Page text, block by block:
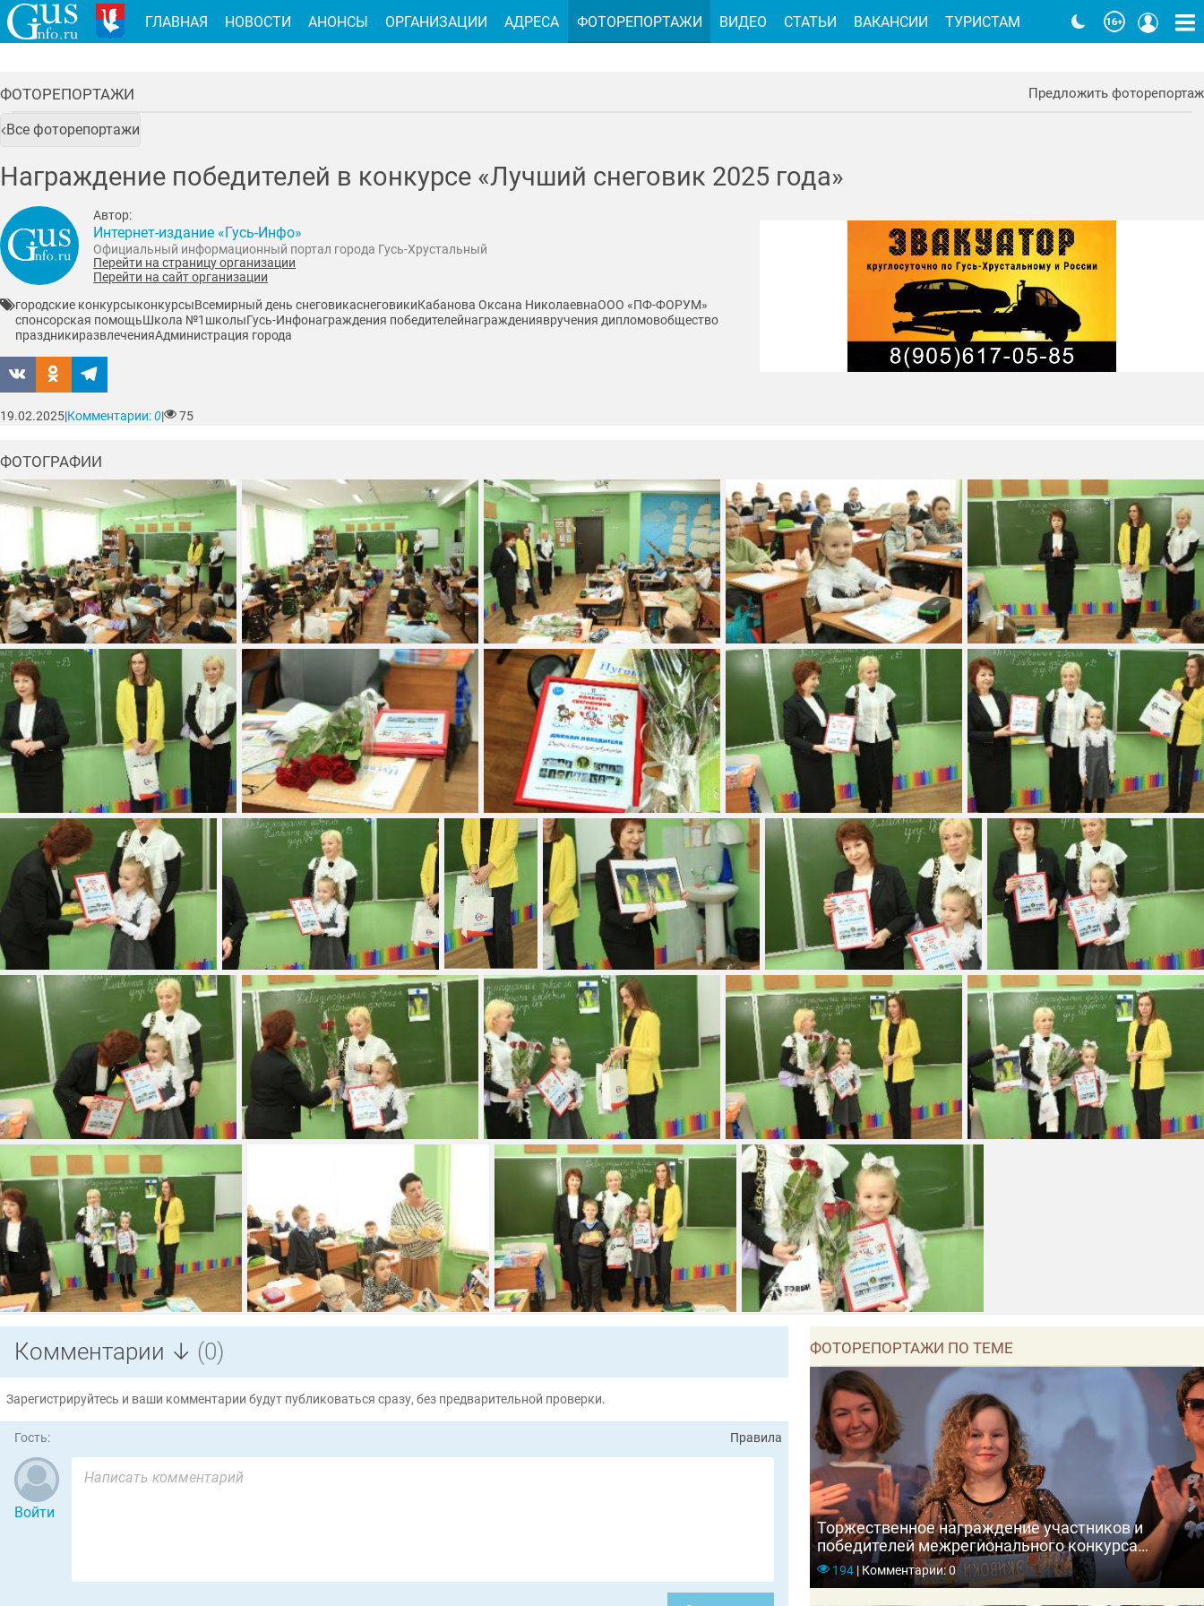
ФОТОРЕПОРТАЖИ Предложить фоторепортаж
Все фоторепортажи
Награждение победителей в конкурсе «Лучший снеговик 2025 года»
Автор:
Интернет-издание «Гусь-Инфо»
Официальный информационный портал города Гусь-Хрустальный
Перейти на страницу организации
Перейти на сайт организации
городские конкурсыконкурсыВсемирный день снеговикаснеговикиКабанова Оксана НиколаевнаООО «ПФ-ФОРУМ»
спонсорская помощьШкола №1 школыГусь-Инфонаграждения победителейнаграждениявручения дипломовобщество
праздникиразвлеченияАдминистрация города
19.02.2025|Комментарии:0| 75
ФОТОГРАФИИ
Комментарии ↓ (0)
Зарегистрируйтесь и ваши комментарии будут публиковаться сразу, без предварительной проверки.
Гость: Правила
Войти
ФОТОРЕПОРТАЖИ ПО ТЕМЕ
Торжественное награждение участников и
победителей межрегионального конкурса
«Загляни в сказку»
194 |Комментарии: 0
ГЛАВНАЯ НОВОСТИ АНОНСЫ ОРГАНИЗАЦИИ АДРЕСА ФОТОРЕПОРТАЖИ ВИДЕО СТАТЬИ ВАКАНСИИ ТУРИСТАМ